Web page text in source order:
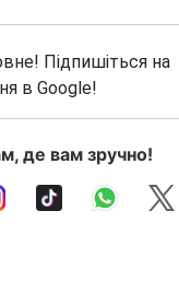
Підпишіться на
в Google!
де вам зручно!